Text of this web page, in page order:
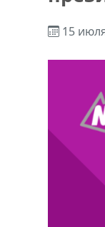
15